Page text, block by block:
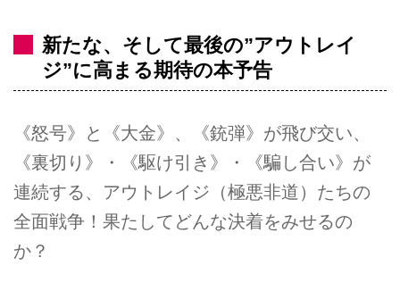
新たな、そして最後の”アウトレイ
ジ”に高まる期待の本予告
《怒号》と《大金》、《銃弾》が飛び交い、
《裏切り》・《駆け引き》・《騙し合い》が
連続する、アウトレイジ（極悪非道）たちの
全面戦争！果たしてどんな決着をみせるの
か？